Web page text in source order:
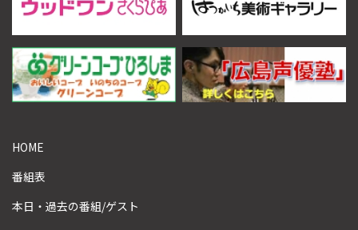
HOME
番組表
本日・過去の番組/ゲスト